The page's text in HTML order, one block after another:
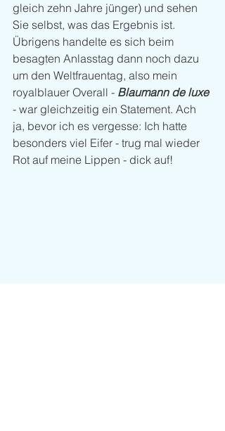
gleich zehn Jahre jünger) und sehen
Sie selbst, was das Ergebnis ist.
Übrigens handelte es sich beim
besagten Anlasstag dann noch dazu
um den Weltfrauentag, also mein
royalblauer Overall - Blaumann de luxe
- war gleichzeitig ein Statement. Ach
ja, bevor ich es vergesse: Ich hatte
besonders viel Eifer - trug mal wieder
Rot auf meine Lippen - dick auf!